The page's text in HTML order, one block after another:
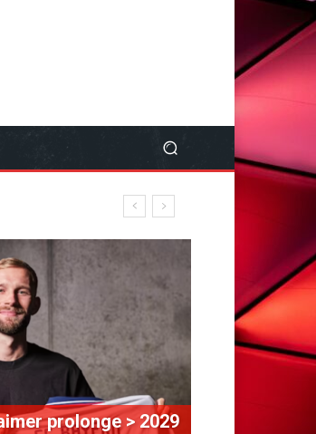
prolonge > 2029